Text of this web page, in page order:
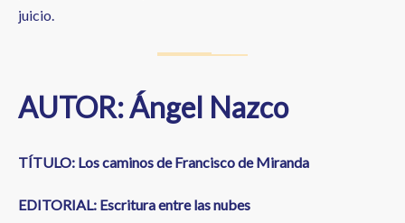
juicio.
AUTOR: Ángel Nazco
TÍTULO: Los caminos de Francisco de Miranda
EDITORIAL: Escritura entre las nubes